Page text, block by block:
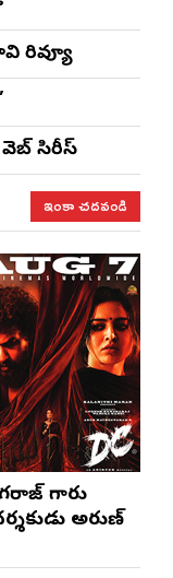
రివ్యూ
వెబ్ సిరీస్
ఇంకా చదవండి
గారు
అరుణ్